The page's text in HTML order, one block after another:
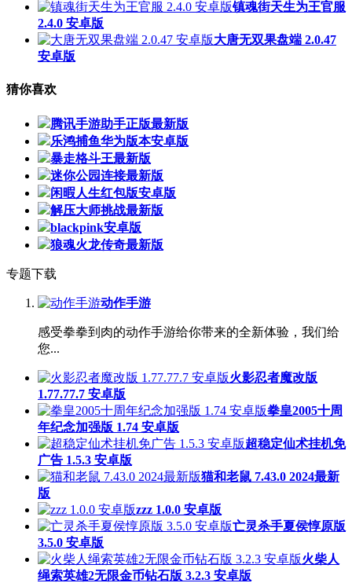
镇魂街天生为王官服
2.4.0 安卓版
大唐无双果盘端 2.0.47
安卓版
猜你喜欢
腾讯手游助手正版最新版
乐鸿捕鱼华为版本安卓版
暴走格斗王最新版
迷你公园连接最新版
闲暇人生红包版安卓版
解压大师挑战最新版
blackpink安卓版
狼魂火龙传奇最新版
专题下载
动作手游
感受拳拳到肉的动作手游给你带来的全新体验，我们给
您...
火影忍者魔改版
1.77.77.7 安卓版
拳皇2005十周
年纪念加强版 1.74 安卓版
超稳定仙术挂机免
广告 1.5.3 安卓版
猫和老鼠 7.43.0 2024最新
版
zzz 1.0.0 安卓版
亡灵杀手夏侯惇原版
3.5.0 安卓版
火柴人
绳索英雄2无限金币钻石版 3.2.3 安卓版